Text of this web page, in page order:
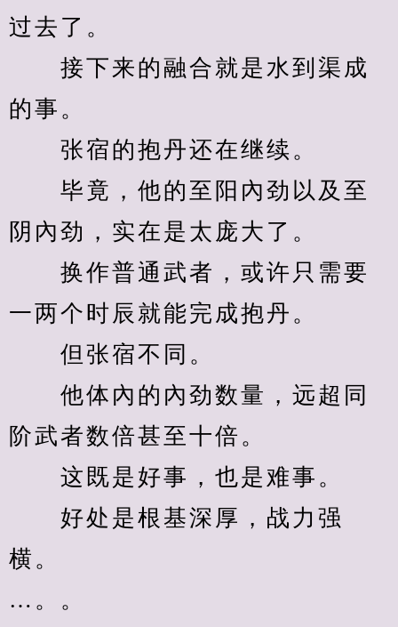
过去了。
接下来的融合就是水到渠成
的事。
张宿的抱丹还在继续。
毕竟，他的至阳內劲以及至
阴內劲，实在是太庞大了。
换作普通武者，或许只需要
一两个时辰就能完成抱丹。
但张宿不同。
他体內的內劲数量，远超同
阶武者数倍甚至十倍。
这既是好事，也是难事。
好处是根基深厚，战力强
横。
…。。